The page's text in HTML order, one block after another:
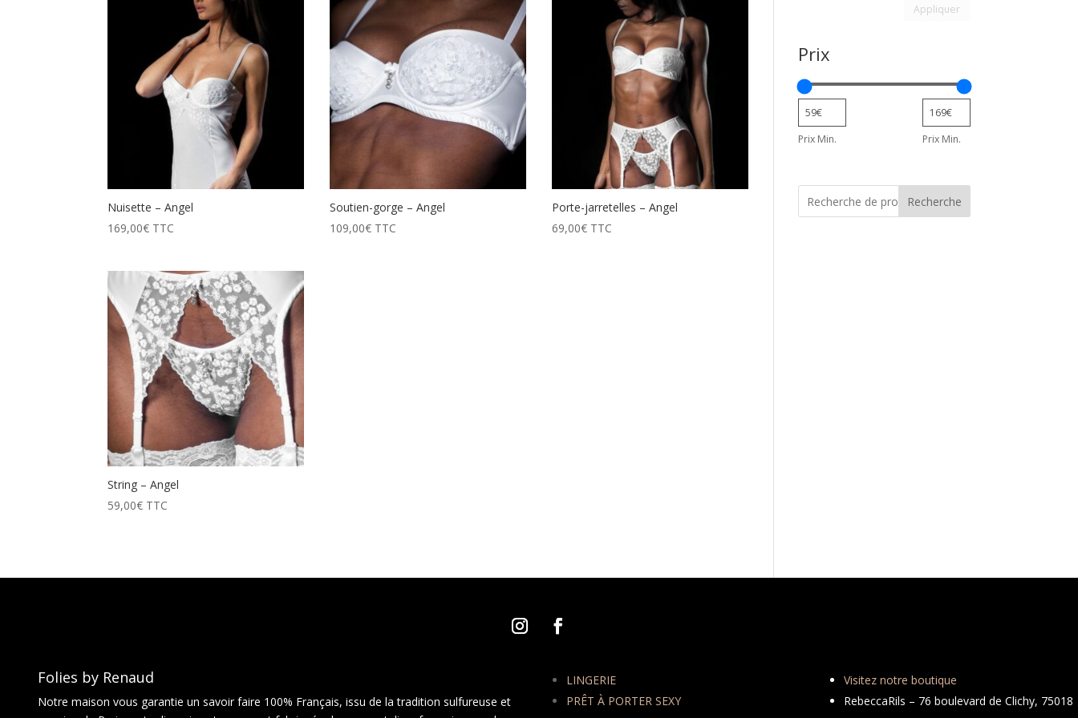
prix
décroissant
Nuisette – Angel
169,00€ TTC
Soutien-gorge – Angel
109,00€ TTC
Porte-jarretelles – Angel
69,00€ TTC
String – Angel
59,00€ TTC
AppliquerAppliquer le filtre
Prix
Prix Min. Prix Min.
Recherche
Folies by Renaud
Notre maison vous garantie un savoir faire 100% Français, issu de la tradition sulfureuse et
LINGERIE
PRÊT À PORTER SEXY
Visitez notre boutique
RebeccaRils – 76 boulevard de Clichy, 75018